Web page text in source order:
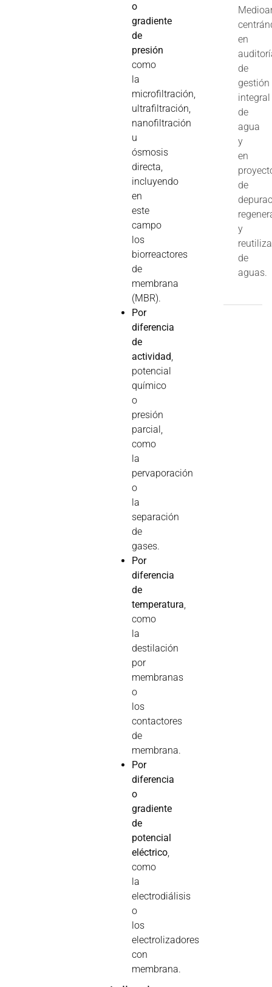
o
gradiente
de
presión
como
la
microfiltración,
ultrafiltración,
nanofiltración
u
ósmosis
directa,
incluyendo
en
este
campo
los
biorreactores
de
membrana
(MBR).
Por
diferencia
de
actividad
potencial
químico
o
presión
parcial,
como
la
pervaporación
o
la
separación
de
gases.
Por
diferencia
de
temperatura
como
la
destilación
por
membranas
o
los
contactores
de
membrana.
Por
diferencia
o
gradiente
de
potencial
eléctrico
como
la
electrodiálisis
o
los
electrolizadores
con
membrana.
en
de
gestión
integral
de
agua
y
en
de
y
de
aguas.